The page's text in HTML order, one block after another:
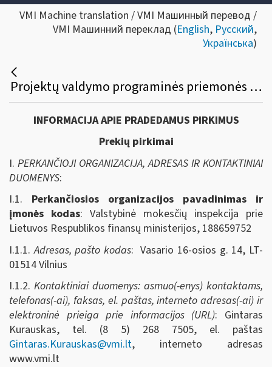
VMI Machine translation / VMI Машинный перевод /
VMI Машинний переклад (English, Русский,
Українська)
Projektų valdymo programinės priemonės viešasis pirkimas
INFORMACIJA APIE PRADEDAMUS PIRKIMUS
Prekių pirkimai
I. PERKANČIOJI ORGANIZACIJA, ADRESAS IR KONTAKTINIAI
DUOMENYS:
I.1. Perkančiosios organizacijos pavadinimas ir
įmonės kodas: Valstybinė mokesčių inspekcija prie
Lietuvos Respublikos finansų ministerijos, 188659752
I.1.1.Adresas, pašto kodas: Vasario 16-osios g. 14, LT-
01514 Vilnius
I.1.2. Kontaktiniai duomenys: asmuo(-enys) kontaktams,
telefonas(-ai), faksas, el. paštas, interneto adresas(-ai) ir
elektroninė prieiga prie informacijos (URL): Gintaras
Kurauskas, tel. (8 5) 268 7505, el. paštas
Gintaras.Kurauskas@vmi.lt, interneto adresas
www.vmi.lt